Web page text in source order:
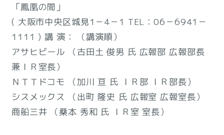
「鳳凰の間」
( 大阪市中央区城見1－4－1 TEL：06－6941－
1111 ) 講 演： （講演順）
アサヒビール （古田土 俊男 氏 広報部 広報部長
兼ＩＲ室長）
ＮＴＴドコモ （加川 亘 氏 ＩＲ部 ＩＲ部長）
シスメックス （出町 隆史 氏 広報室 広報室長）
商船三井 （桑本 秀和 氏 ＩＲ室 室長）